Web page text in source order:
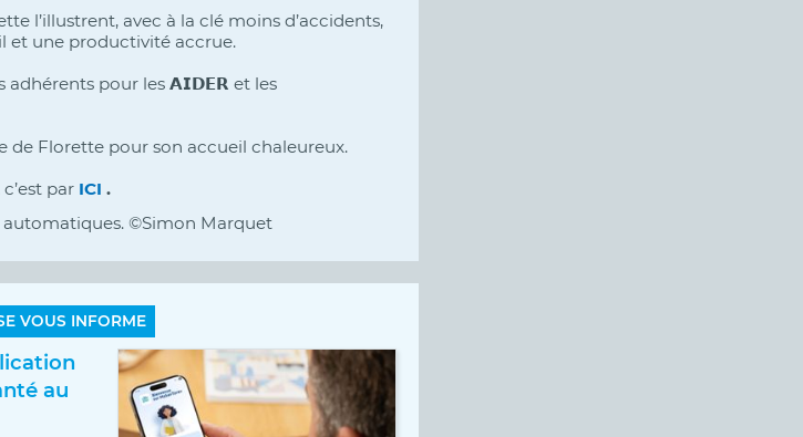
l’illustrent, avec à la clé moins d’accidents,
et une productivité accrue.
adhérents pour les 𝗔𝗜𝗗𝗘𝗥 et les
de Florette pour son accueil chaleureux.
par ICI .
automatiques. ©Simon Marquet
VOUS INFORME
au